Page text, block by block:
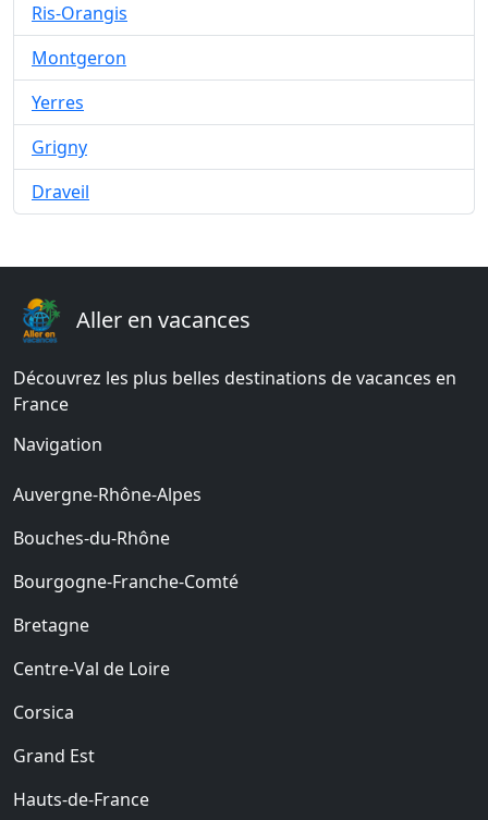
Ris-Orangis
Montgeron
Yerres
Grigny
Draveil
Aller en vacances
Découvrez les plus belles destinations de vacances en
France
Navigation
Auvergne-Rhône-Alpes
Bouches-du-Rhône
Bourgogne-Franche-Comté
Bretagne
Centre-Val de Loire
Corsica
Grand Est
Hauts-de-France